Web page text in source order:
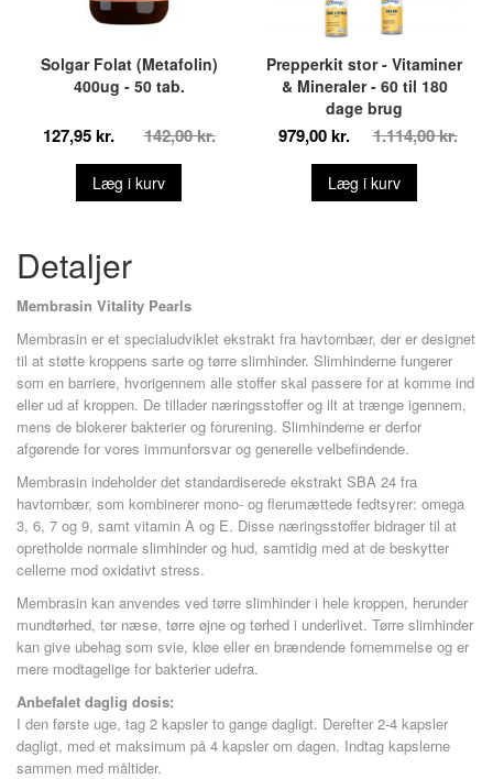
Solgar Folat (Metafolin)
400ug - 50 tab.
127,95 kr. 142,00 kr.
Læg i kurv
Prepperkit stor - Vitaminer
& Mineraler - 60 til 180
dage brug
979,00 kr. 1.114,00 kr.
Læg i kurv
Detaljer
Membrasin Vitality Pearls
Membrasin er et specialudviklet ekstrakt fra havtornbær, der er designet
til at støtte kroppens sarte og tørre slimhinder. Slimhinderne fungerer
som en barriere, hvorigennem alle stoffer skal passere for at komme ind
eller ud af kroppen. De tillader næringsstoffer og ilt at trænge igennem,
mens de blokerer bakterier og forurening. Slimhinderne er derfor
afgørende for vores immunforsvar og generelle velbefindende.
Membrasin indeholder det standardiserede ekstrakt SBA 24 fra
havtornbær, som kombinerer mono- og flerumættede fedtsyrer: omega
3, 6, 7 og 9, samt vitamin A og E. Disse næringsstoffer bidrager til at
opretholde normale slimhinder og hud, samtidig med at de beskytter
cellerne mod oxidativt stress.
Membrasin kan anvendes ved tørre slimhinder i hele kroppen, herunder
mundtørhed, tør næse, tørre øjne og tørhed i underlivet. Tørre slimhinder
kan give ubehag som svie, kløe eller en brændende fornemmelse og er
mere modtagelige for bakterier udefra.
Anbefalet daglig dosis:
I den første uge, tag 2 kapsler to gange dagligt. Derefter 2-4 kapsler
dagligt, med et maksimum på 4 kapsler om dagen. Indtag kapslerne
sammen med måltider.